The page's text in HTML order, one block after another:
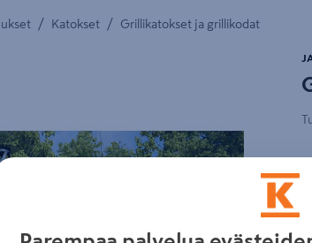
/ Katokset / Grillikatokset ja grillikodat
kuvaus -maamerkistä
Myös